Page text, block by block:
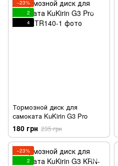
−23%
2
4
Тормозной диск для
самоката KuKirin G3 Pro
180 грн 235 грн
−23%
2